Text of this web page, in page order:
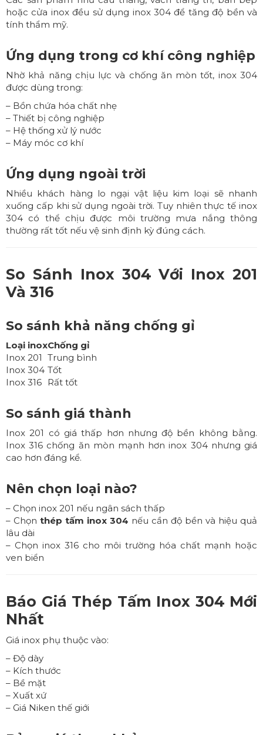
hoặc cửa inox đều sử dụng inox 304 để tăng độ bền và
tính thẩm mỹ.
Ứng dụng trong cơ khí công nghiệp
Nhờ khả năng chịu lực và chống ăn mòn tốt, inox 304
được dùng trong:
– Bồn chứa hóa chất nhẹ
– Thiết bị công nghiệp
– Hệ thống xử lý nước
– Máy móc cơ khí
Ứng dụng ngoài trời
Nhiều khách hàng lo ngại vật liệu kim loại sẽ nhanh
xuống cấp khi sử dụng ngoài trời. Tuy nhiên thực tế inox
304 có thể chịu được môi trường mưa nắng thông
thường rất tốt nếu vệ sinh định kỳ đúng cách.
So Sánh Inox 304 Với Inox 201
Và 316
So sánh khả năng chống gỉ
Loại inoxChống gỉ
Inox 201 Trung bình
Inox 304 Tốt
Inox 316 Rất tốt
So sánh giá thành
Inox 201 có giá thấp hơn nhưng độ bền không bằng.
Inox 316 chống ăn mòn mạnh hơn inox 304 nhưng giá
cao hơn đáng kể.
Nên chọn loại nào?
– Chọn inox 201 nếu ngân sách thấp
– Chọn thép tấm inox 304 nếu cần độ bền và hiệu quả
lâu dài
– Chọn inox 316 cho môi trường hóa chất mạnh hoặc
ven biển
Báo Giá Thép Tấm Inox 304 Mới
Nhất
Giá inox phụ thuộc vào:
– Độ dày
– Kích thước
– Bề mặt
– Xuất xứ
– Giá Niken thế giới